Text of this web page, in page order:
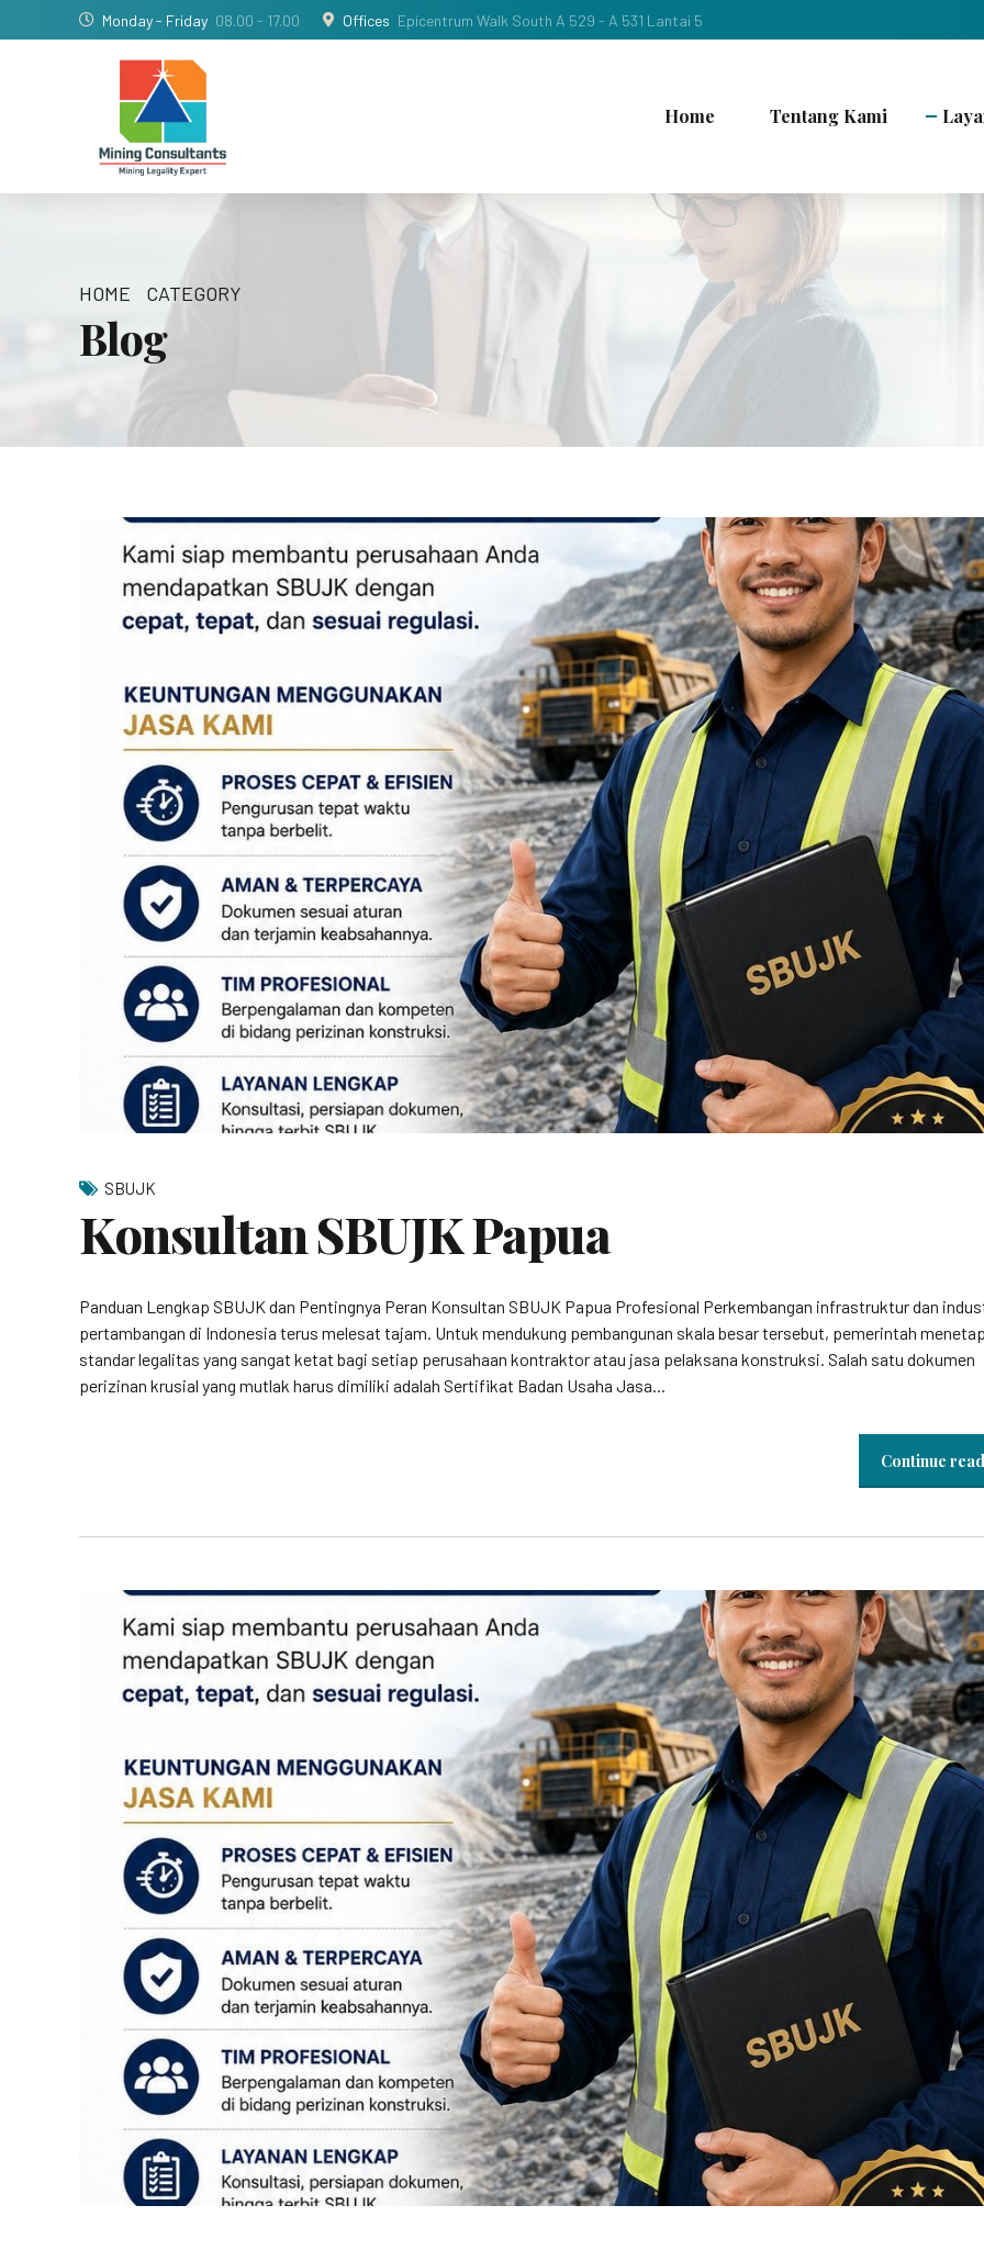
Monday - Friday 08.00 - 17.00 Offices Epicentrum Walk South A 529 - A 531 Lantai 5
Home Tentang Kami
HOME CATEGORY
Blog
SBUJK
Konsultan SBUJK Papua
Panduan Lengkap SBUJK dan Pentingnya Peran Konsultan SBUJK Papua Profesional Perkembangan infrastruktur dan
pertambangan di Indonesia terus melesat tajam. Untuk mendukung pembangunan skala besar tersebut, pemerintah
standar legalitas yang sangat ketat bagi setiap perusahaan kontraktor atau jasa pelaksana konstruksi. Salah satu dokumen
perizinan krusial yang mutlak harus dimiliki adalah Sertifikat Badan Usaha Jasa...
Continue